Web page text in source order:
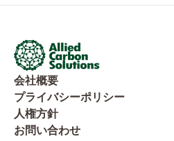
会社概要
プライバシーポリシー
人権方針
お問い合わせ